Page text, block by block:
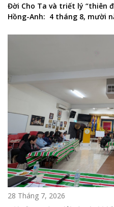
Đời Cho Ta và triết lý “thiên
Hồng-Anh: 4 tháng 8, mười
28 Tháng 7, 2026